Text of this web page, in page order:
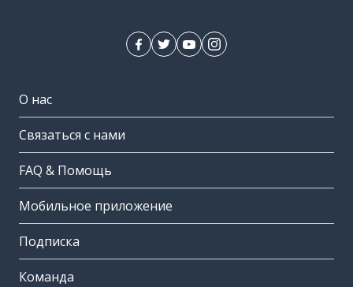
О нас
Связаться с нами
FAQ & Помощь
Мобильное приложение
Подписка
Команда